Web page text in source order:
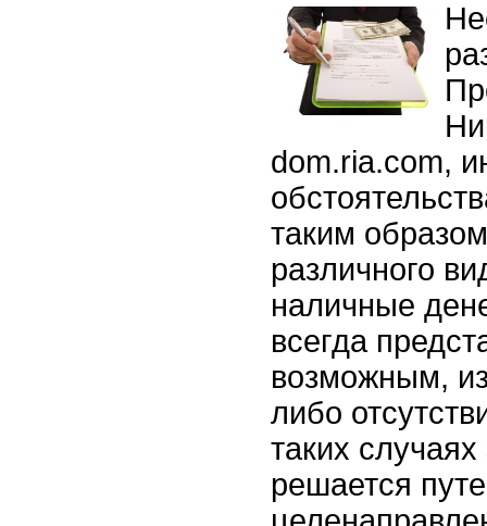
dom.ria.com,
таким
различного
наличные
всегда
возможным,
либо
таких
решается